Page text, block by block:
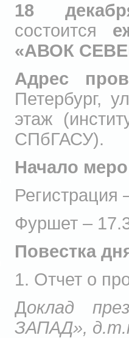
18
состоится
«АВОК
Адрес
Петербург,
этаж
СПбГАСУ).
Начало
Регистрация
Фуршет –
Повестка
1. Отчет о
Доклад
ЗАПАД»,